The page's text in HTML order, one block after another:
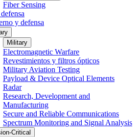
Fiber Sensing
y defensa
Military
Electromagnetic Warfare
Revestimientos y filtros ópticos
Military Aviation Testing
Payload & Device Optical Elements
Radar
Research, Development and
Manufacturing
Secure and Reliable Communications
Spectrum Monitoring and Signal Analysis
Critical